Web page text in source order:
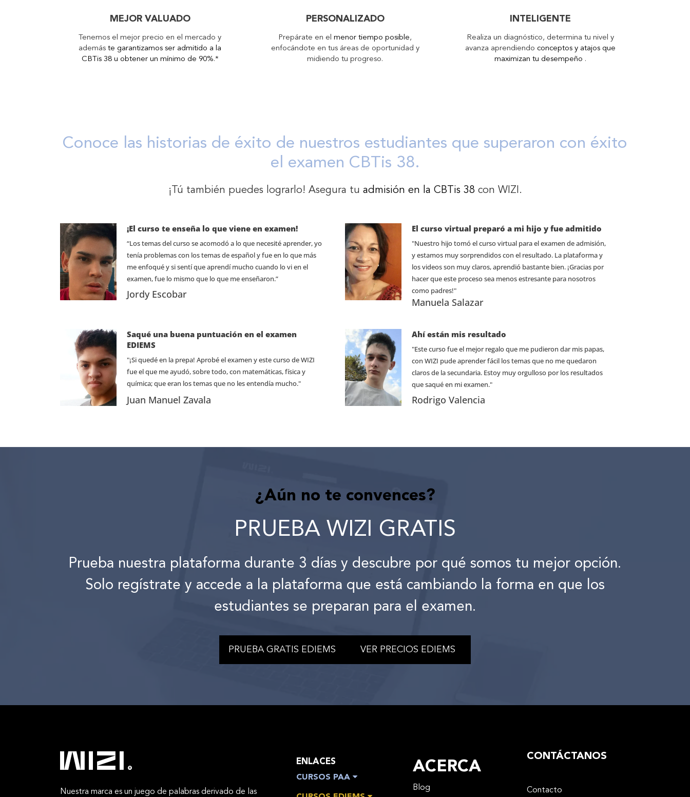
MEJOR VALUADO
Tenemos el mejor precio en el mercado y
además te garantizamos ser admitido a la
CBTis 38 u obtener un mínimo de 90%.*
PERSONALIZADO
Prepárate en el menor tiempo posible,
enfocándote en tus áreas de oportunidad y
midiendo tu progreso.
INTELIGENTE
Realiza un diagnóstico, determina tu nivel y
avanza aprendiendo conceptos y atajos que
maximizan tu desempeño .
Conoce las historias de éxito de nuestros estudiantes que superaron con éxito
el examen CBTis 38.
¡Tú también puedes lograrlo! Asegura tu admisión en la CBTis 38 con WIZI.
¡El curso te enseña lo que viene en examen!
“Los temas del curso se acomodó a lo que necesité aprender, yo
tenía problemas con los temas de español y fue en lo que más
me enfoqué y si sentí que aprendí mucho cuando lo vi en el
examen, fue lo mismo que lo que me enseñaron.”
Jordy Escobar
El curso virtual preparó a mi hijo y fue admitido
"Nuestro hijo tomó el curso virtual para el examen de admisión,
y estamos muy sorprendidos con el resultado. La plataforma y
los videos son muy claros, aprendió bastante bien. ¡Gracias por
hacer que este proceso sea menos estresante para nosotros
como padres!"
Manuela Salazar
Saqué una buena puntuación en el examen
EDIEMS
"¡Si quedé en la prepa! Aprobé el examen y este curso de WIZI
fue el que me ayudó, sobre todo, con matemáticas, física y
química; que eran los temas que no les entendía mucho."
Juan Manuel Zavala
Ahí están mis resultado
"Este curso fue el mejor regalo que me pudieron dar mis papas,
con WIZI pude aprender fácil los temas que no me quedaron
claros de la secundaria. Estoy muy orgulloso por los resultados
que saqué en mi examen."
Rodrigo Valencia
¿Aún no te convences?
PRUEBA WIZI GRATIS
Prueba nuestra plataforma durante 3 días y descubre por qué somos tu mejor opción.
Solo regístrate y accede a la plataforma que está cambiando la forma en que los
estudiantes se preparan para el examen.
PRUEBA GRATIS EDIEMS VER PRECIOS EDIEMS
Nuestra marca es un juego de palabras derivado de las
ENLACES
CURSOS PAA
ACERCA
Blog
CONTÁCTANOS
Contacto